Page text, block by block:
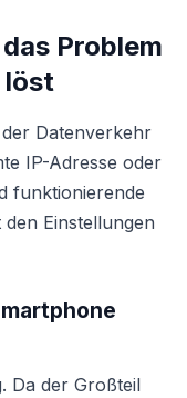
Problem
löst
Datenverkehr
IP-Adresse oder
funktionierende
Einstellungen
Da der Großteil